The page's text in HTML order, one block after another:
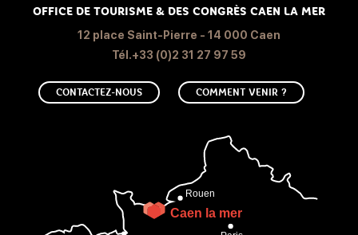
OFFICE DE TOURISME & DES CONGRÈS CAEN LA MER
12 place Saint-Pierre - 14 000 Caen
Tél.+33 (0)2 31 27 97 59
CONTACTEZ-NOUS COMMENT VENIR ?